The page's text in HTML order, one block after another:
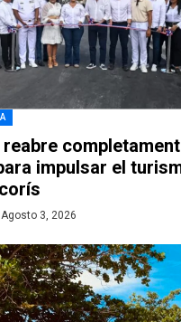
reabre
impulsar el
Agosto 3, 2026